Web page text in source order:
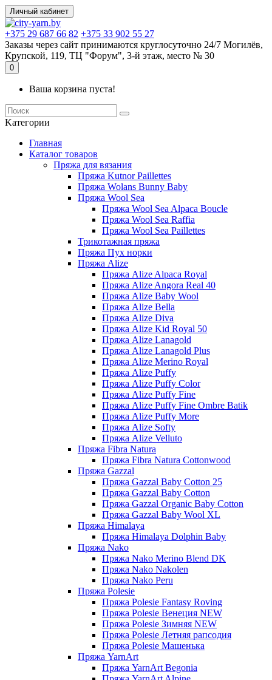
Личный кабинет
+375 29 687 66 82 +375 33 902 55 27
Заказы через сайт принимаются круглосуточно 24/7 Могилёв,
Крупской, 119, ТЦ "Форум", 3-й этаж, место № 30
0
Ваша корзина пуста!
Kатегории
Главная
Каталог товаров
Пряжа для вязания
Пряжа Kutnor Paillettes
Пряжа Wolans Bunny Baby
Пряжа Wool Sea
Пряжа Wool Sea Alpaca Boucle
Пряжа Wool Sea Raffia
Пряжа Wool Sea Paillettes
Трикотажная пряжа
Пряжа Пух норки
Пряжа Alize
Пряжа Alize Alpaca Royal
Пряжа Alize Angora Real 40
Пряжа Alize Baby Wool
Пряжа Alize Bella
Пряжа Alize Diva
Пряжа Alize Kid Royal 50
Пряжа Alize Lanagold
Пряжа Alize Lanagold Plus
Пряжа Alize Merino Royal
Пряжа Alize Puffy
Пряжа Alize Puffy Color
Пряжа Alize Puffy Fine
Пряжа Alize Puffy Fine Ombre Batik
Пряжа Alize Puffy More
Пряжа Alize Softy
Пряжа Alize Velluto
Пряжа Fibra Natura
Пряжа Fibra Natura Cottonwood
Пряжа Gazzal
Пряжа Gazzal Baby Cotton 25
Пряжа Gazzal Baby Cotton
Пряжа Gazzal Organic Baby Cotton
Пряжа Gazzal Baby Wool XL
Пряжа Himalaya
Пряжа Himalaya Dolphin Baby
Пряжа Nako
Пряжа Nako Merino Blend DK
Пряжа Nako Nakolen
Пряжа Nako Peru
Пряжа Polesie
Пряжа Polesie Fantasy Roving
Пряжа Polesie Венеция NEW
Пряжа Polesie Зимняя NEW
Пряжа Polesie Летняя рапсодия
Пряжа Polesie Машенька
Пряжа YarnArt
Пряжа YarnArt Begonia